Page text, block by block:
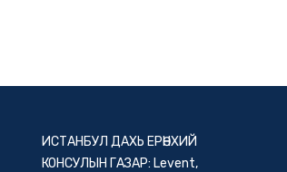
ИСТАНБУЛ ДАХЬ ЕРӨНХИЙ
КОНСУЛЫН ГАЗАР: Levent,